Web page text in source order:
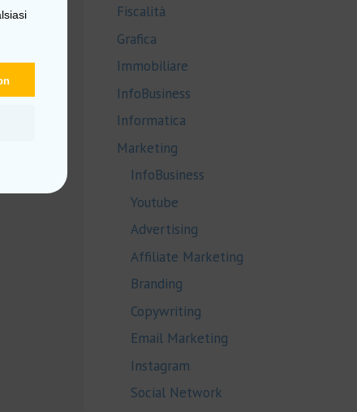
Fiscalità
Grafica
Immobiliare
InfoBusiness
Informatica
Marketing
InfoBusiness
Youtube
Advertising
Affiliate Marketing
Branding
Copywriting
Email Marketing
Instagram
Social Network